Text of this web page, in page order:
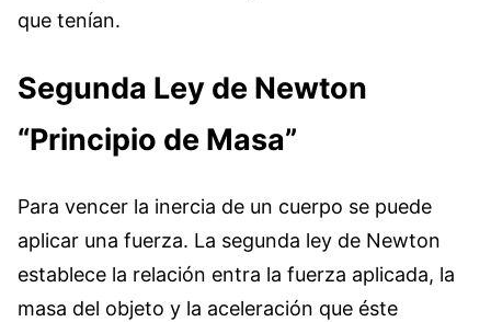
que tenían.
Segunda Ley de Newton
“Principio de Masa”
Para vencer la inercia de un cuerpo se puede
aplicar una fuerza. La segunda ley de Newton
establece la relación entra la fuerza aplicada, la
masa del objeto y la aceleración que éste